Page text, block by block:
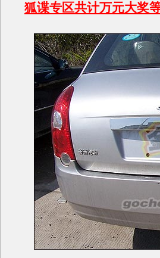
狐谍专区共计万元大奖